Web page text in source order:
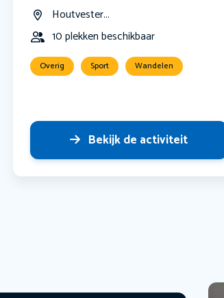
Houtvester...
10 plekken beschikbaar
Overig Sport Wandelen
Bekijk de activiteit